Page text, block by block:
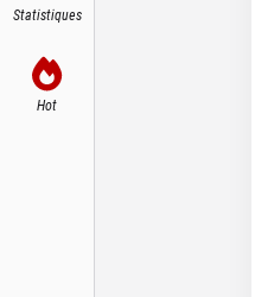
Statistiques
Hot